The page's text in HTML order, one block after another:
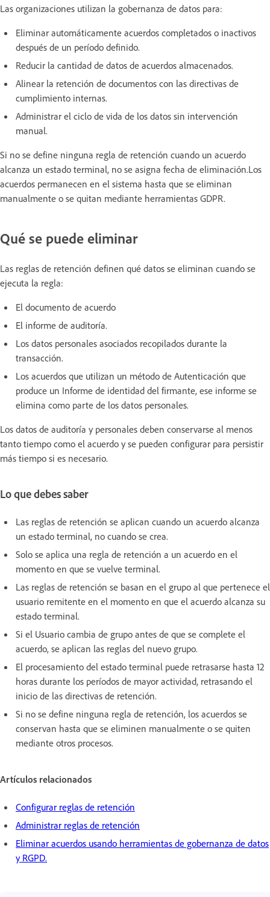
Las organizaciones utilizan la gobernanza de datos para:
Eliminar automáticamente acuerdos completados o inactivos
después de un período definido.
Reducir la cantidad de datos de acuerdos almacenados.
Alinear la retención de documentos con las directivas de
cumplimiento internas.
Administrar el ciclo de vida de los datos sin intervención
manual.
Si no se define ninguna regla de retención cuando un acuerdo
alcanza un estado terminal, no se asigna fecha de eliminación.Los
acuerdos permanecen en el sistema hasta que se eliminan
manualmente o se quitan mediante herramientas GDPR.
Qué se puede eliminar
Las reglas de retención definen qué datos se eliminan cuando se
ejecuta la regla:
El documento de acuerdo
El informe de auditoría.
Los datos personales asociados recopilados durante la
transacción.
Los acuerdos que utilizan un método de Autenticación que
produce un Informe de identidad del firmante, ese informe se
elimina como parte de los datos personales.
Los datos de auditoría y personales deben conservarse al menos
tanto tiempo como el acuerdo y se pueden configurar para persistir
más tiempo si es necesario.
Lo que debes saber
Las reglas de retención se aplican cuando un acuerdo alcanza
un estado terminal, no cuando se crea.
Solo se aplica una regla de retención a un acuerdo en el
momento en que se vuelve terminal.
Las reglas de retención se basan en el grupo al que pertenece el
usuario remitente en el momento en que el acuerdo alcanza su
estado terminal.
Si el Usuario cambia de grupo antes de que se complete el
acuerdo, se aplican las reglas del nuevo grupo.
El procesamiento del estado terminal puede retrasarse hasta 12
horas durante los períodos de mayor actividad, retrasando el
inicio de las directivas de retención.
Si no se define ninguna regla de retención, los acuerdos se
conservan hasta que se eliminen manualmente o se quiten
mediante otros procesos.
Artículos relacionados
Configurar reglas de retención
Administrar reglas de retención
Eliminar acuerdos usando herramientas de gobernanza de datos
y RGPD.